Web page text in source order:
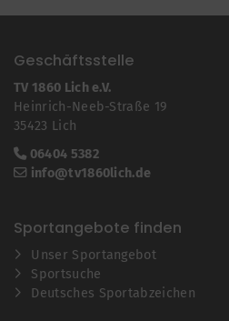
Geschäftsstelle
TV 1860 Lich e.V.
Heinrich-Neeb-Straße 19
35423 Lich
06404 5382
info@tv1860lich.de
Sportangebote finden
Unser Sportangebot
Sportsuche
Deutsches Sportabzeichen